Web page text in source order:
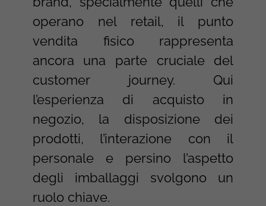
operano nel retail, il punto
vendita fisico rappresenta
ancora una parte cruciale del
customer journey. Qui
l’esperienza di acquisto in
negozio, la disposizione dei
prodotti, l’interazione con il
personale e persino l’aspetto
degli imballaggi svolgono un
ruolo chiave.